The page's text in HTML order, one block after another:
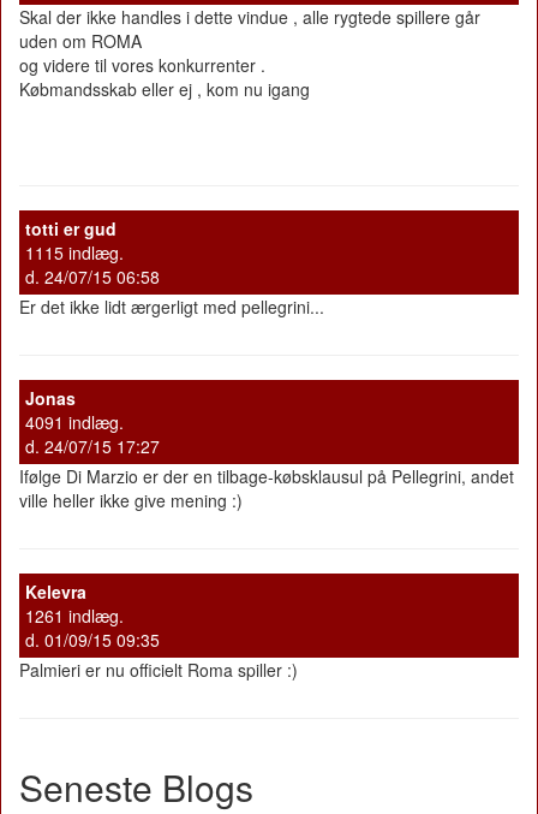
Skal der ikke handles i dette vindue , alle rygtede spillere går
uden om ROMA
og videre til vores konkurrenter .
Købmandsskab eller ej , kom nu igang
totti er gud
1115 indlæg.
d. 24/07/15 06:58
Er det ikke lidt ærgerligt med pellegrini...
Jonas
4091 indlæg.
d. 24/07/15 17:27
Ifølge Di Marzio er der en tilbage-købsklausul på Pellegrini, andet
ville heller ikke give mening :)
Kelevra
1261 indlæg.
d. 01/09/15 09:35
Palmieri er nu officielt Roma spiller :)
Seneste Blogs